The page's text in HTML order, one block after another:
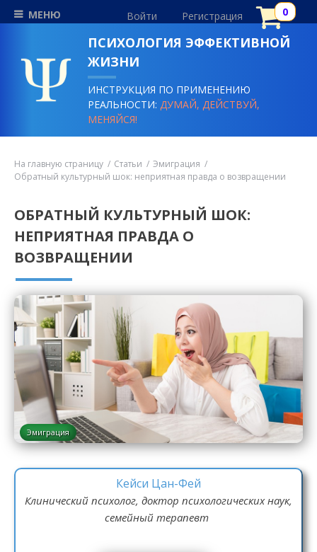
МЕНЮ Войти Регистрация
ПСИХОЛОГИЯ ЭФФЕКТИВНОЙ
ЖИЗНИ
ИНСТРУКЦИЯ ПО ПРИМЕНЕНИЮ
РЕАЛЬНОСТИ:ДУМАЙ, ДЕЙСТВУЙ,
МЕНЯЙСЯ!
На главную страницу Статьи
Эмиграция
Обратный культурный шок: неприятная правда о возвращении
ОБРАТНЫЙ КУЛЬТУРНЫЙ ШОК:
НЕПРИЯТНАЯ ПРАВДА О
ВОЗВРАЩЕНИИ
Эмиграция
Кейси Цан-Фей
Клинический психолог, доктор психологических наук,
семейный терапевт